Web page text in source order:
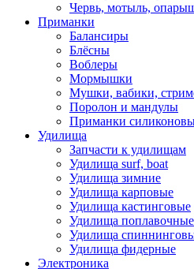
Червь, мотыль,
Приманки
Балансиры
Блёсны
Воблеры
Мормышки
Мушки, вабики,
Поролон и мандулы
Приманки
Удилища
Запчасти к удилищам
Удилища surf, boat
Удилища зимние
Удилища карповые
Удилища кастинговые
Удилища поплавочные
Удилища
Удилища фидерные
Электроника